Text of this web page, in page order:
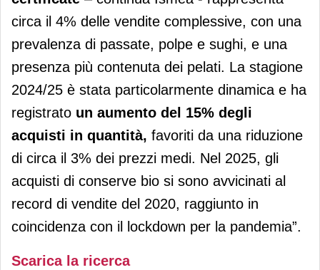
circa il 4% delle vendite complessive, con una
prevalenza di passate, polpe e sughi, e una
presenza più contenuta dei pelati. La stagione
2024/25 è stata particolarmente dinamica e ha
registrato un aumento del 15% degli
acquisti in quantità, favoriti da una riduzione
di circa il 3% dei prezzi medi. Nel 2025, gli
acquisti di conserve bio si sono avvicinati al
record di vendite del 2020, raggiunto in
coincidenza con il lockdown per la pandemia”.
Scarica la ricerca